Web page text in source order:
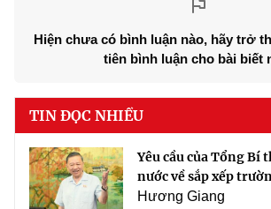
Hiện chưa có bình luận nào, hãy trở
tiên bình luận cho bài biết
TIN ĐỌC NHIỀU
Yêu cầu của Tổng Bí
nước về sắp xếp
Hương Giang